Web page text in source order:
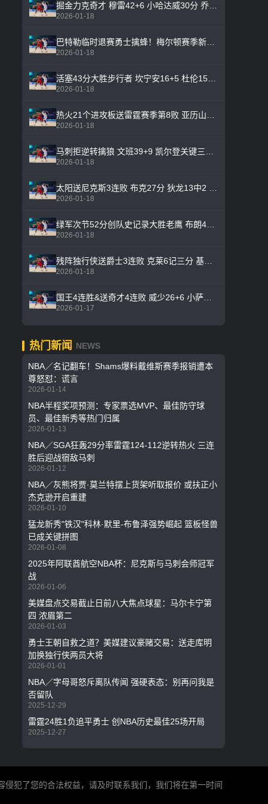
2026-01-18
2026-01-18
2026-01-18
2026-01-18
2026-01-18
2026-01-18
2026-01-18
2026-01-18
2026-01-17
热门新闻 NEWS
NBA／名记翻车！Shams爆料戴维斯赛季报销遭本
尊怒怼：谎言
2026-01-14
NBA半程奖项预测：专家票选MVP、最佳防守球
员、最佳新秀等热门归属
2026-01-13
NBA／SGA狂轰29分率雷霆124-112逆转热火 三连
胜后迎战宿敌马刺
2026-01-12
NBA／灰熊将贾·莫兰特摆上货架听取报价 或扶正小
杰克逊开启重建
2026-01-10
猛龙新秀"铁汉"科林·默里-布鲁泽强势崛起 篮板怪兽
已成关键拼图
2026-01-08
2025年阿联酋航空NBA杯：尼克斯与马刺会师冠军
战
2026-01-06
美媒盘点交易截止日前八大焦点球星：马尔卡宁第
四 浓眉第二
2026-01-03
勇士王朝自救之道？美媒建议豪赌交易：送走库明
加换独行侠两员大将
2026-01-01
NBA／字母哥怒斥离队传闻 强硬表态：别再问我是
否留队
2025-12-29
雷霆24胜1负追平勇士 创NBA历史最佳25场开局
2025-12-27
犯了您的合法权益，请及时联系我们，我们将在第一时间